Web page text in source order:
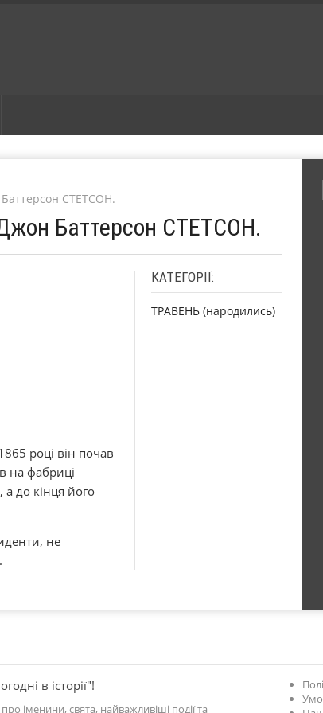
СТЕТСОН.
Баттерсон СТЕТСОН.
році він почав
на фабриці
до кінця його
не
КАТЕГОРІЇ:
ТРАВЕНЬ (народились)
в історії"!
іменини, свята, найважливіші події та